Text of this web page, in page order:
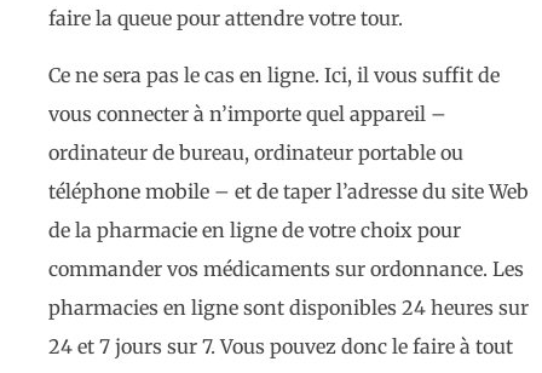
faire la queue pour attendre votre tour.
Ce ne sera pas le cas en ligne. Ici, il vous suffit de
vous connecter à n’importe quel appareil –
ordinateur de bureau, ordinateur portable ou
téléphone mobile – et de taper l’adresse du site Web
de la pharmacie en ligne de votre choix pour
commander vos médicaments sur ordonnance. Les
pharmacies en ligne sont disponibles 24 heures sur
24 et 7 jours sur 7. Vous pouvez donc le faire à tout